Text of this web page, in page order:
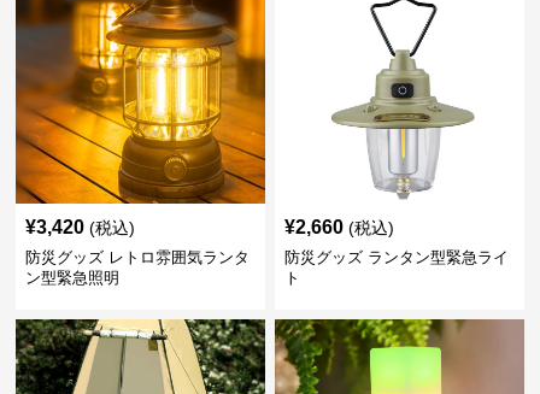
¥3,420 (税込)
防災グッズ レトロ雰囲気ランタ
ン型緊急照明
¥2,660 (税込)
防災グッズ ランタン型緊急ライ
ト